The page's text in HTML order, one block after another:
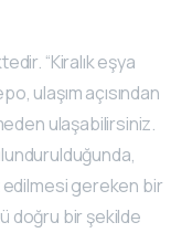
“Kiralık eşya
ulaşım açısından
ulaşabilirsiniz.
edilmesi gereken bir
doğru bir şekilde